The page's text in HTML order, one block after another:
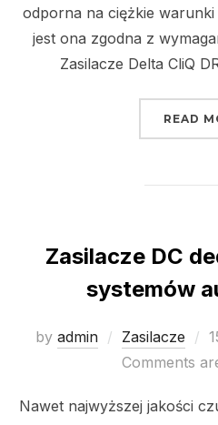
odporna na ciężkie warunki
jest ona zgodna z
Zasilacze Delta CliQ
READ
Zasilacze DC
systemów
by admin Zasilacze
Comments
Nawet najwyższej jakości